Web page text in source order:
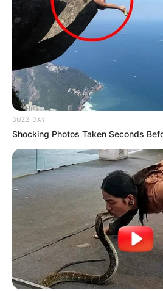
BUZZ DAY
Shocking Photos Taken Seconds